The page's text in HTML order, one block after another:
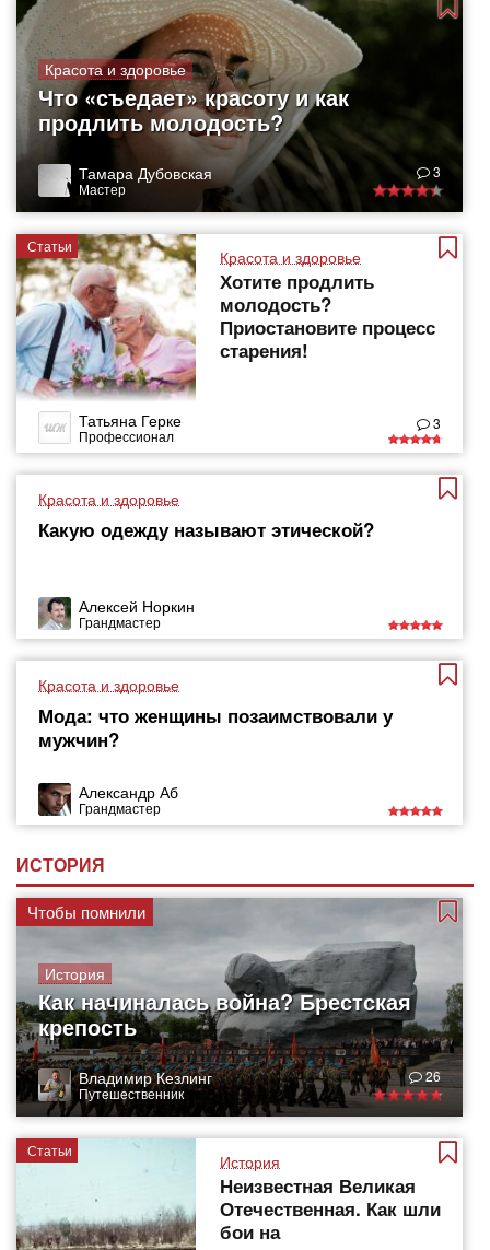
Красота и здоровье
Что «съедает» красоту и как
продлить молодость?
Тамара Дубовская
Мастер
3
Статьи
Красота и здоровье
Хотите продлить
молодость?
Приостановите процесс
старения!
Татьяна Герке
Профессионал
3
Красота и здоровье
Какую одежду называют этической?
Алексей Норкин
Грандмастер
Красота и здоровье
Мода: что женщины позаимствовали у
мужчин?
Александр Аб
Грандмастер
ИСТОРИЯ
Чтобы помнили
История
Как начиналась война? Брестская
крепость
Владимир Кезлинг
Путешественник
26
Статьи
История
Неизвестная Великая
Отечественная. Как шли
бои на